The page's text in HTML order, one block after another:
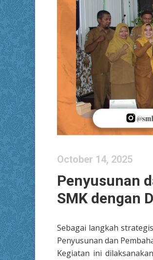
October 14, 2025
Penyusunan
SMK dengan
Sebagai langkah
Penyusunan dan
Kegiatan ini